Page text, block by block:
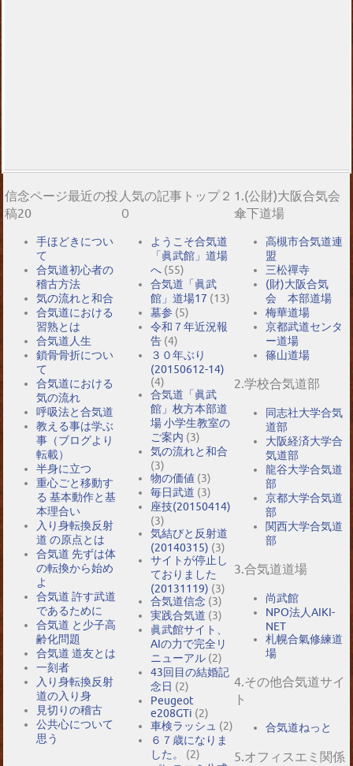
信念ページ最近の投
稿20
手ほどきについ
て
合気道初心者の
稽古方法
気の流れと和合
合気道における
習熟とは
合気道人生
鎖骨骨折につい
て
合気道における
気の流れ
呼吸法と合気道
教える事は学ぶ
事（ブログより
転載）
半身に立つ
重心ごと移動す
る 基本動作と基
本理合い
入り身転換反射
道 の原点とは
合気道 先ずは体
の転換から始め
よ
合気道 許す武道
であるために
合気道 と少子高
齢化問題
合気道 道友とは
一刻者
入り身転換反射
道の入り身
見切りの稽古
公共心について
思う
人気の記事トップ２
０
ようこそ合気道
「眞武館」道場
へ (55)
合気道「眞武
館」道場17 (13)
墓参 (5)
令和７年近況報
告 (4)
３０年ぶり
(20150612-14)
(4)
合気道「眞武
館」枚方本部道
場 小学生教室の
ご案内 (3)
気の流れと和合
(3)
物の価値 (3)
毎日武道 (3)
座技(20150414)
(3)
気結びと反射道
(20140315) (3)
サイトが停止し
ておりました
(20131119) (3)
合気道信念 (3)
実践合気道 (3)
眞武館サイト、
AIの力で完全リ
ニューアル (2)
43回目の結婚記
念日 (2)
Peugeot
e208GTi (2)
車検ラッシュ (2)
６７歳になりま
した。
(2)
1.(公財)大阪合気会
傘下道場
高槻市合気道連
盟
三松禪寺
(財)大阪合気
会 本部道場
梅華道場
京都武道センタ
ー道場
篠山道場
2.学校合気道部
同志社大学合気
道部
大阪経済大学合
気道部
龍谷大学合気道
部
京都大学合気道
部
関西大学合気道
部
3.合気道道場
尚武館
NPO法人AIKI-
NET
札幌合氣修練道
場
4.その他合気道サイ
ト
合気道ねっと
5.オフィスエミ関係